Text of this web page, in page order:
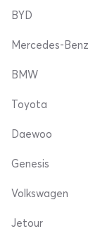
BYD
Mercedes-Benz
BMW
Toyota
Daewoo
Genesis
Volkswagen
Jetour